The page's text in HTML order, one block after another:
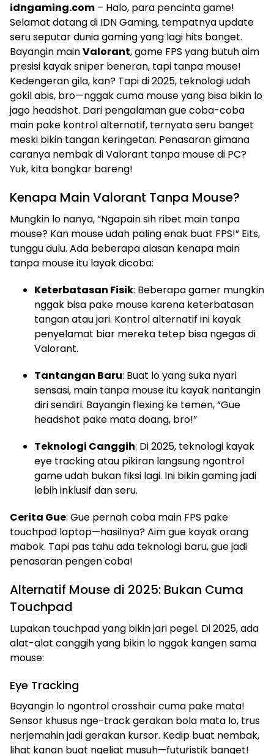
idngaming.com – Halo, para pencinta game!
Selamat datang di IDN Gaming, tempatnya update
seru seputar dunia gaming yang lagi hits banget.
Bayangin mainValorant, game FPS yang butuh aim
presisi kayak sniper beneran, tapi tanpa mouse!
Kedengeran gila, kan? Tapi di 2025, teknologi udah
gokil abis, bro—nggak cuma mouse yang bisa bikin lo
jago headshot. Dari pengalaman gue coba-coba
main pake kontrol alternatif, ternyata seru banget
meski bikin tangan keringetan. Penasaran gimana
caranya nembak di Valorant tanpa mouse di PC?
Yuk, kita bongkar bareng!
Kenapa Main Valorant Tanpa Mouse?
Mungkin lo nanya, “Ngapain sih ribet main tanpa
mouse? Kan mouse udah paling enak buat FPS!” Eits,
tunggu dulu. Ada beberapa alasan kenapa main
tanpa mouse itu layak dicoba:
Keterbatasan Fisik: Beberapa gamer mungkin
nggak bisa pake mouse karena keterbatasan
tangan atau jari. Kontrol alternatif ini kayak
penyelamat biar mereka tetep bisa ngegas di
Valorant.
Tantangan Baru: Buat lo yang suka nyari
sensasi, main tanpa mouse itu kayak nantangin
diri sendiri. Bayangin flexing ke temen, “Gue
headshot pake mata doang, bro!”
Teknologi Canggih: Di 2025, teknologi kayak
eye tracking atau pikiran langsung ngontrol
game udah bukan fiksi lagi. Ini bikin gaming jadi
lebih inklusif dan seru.
Cerita Gue: Gue pernah coba main FPS pake
touchpad laptop—hasilnya? Aim gue kayak orang
mabok. Tapi pas tahu ada teknologi baru, gue jadi
penasaran pengen coba!
Alternatif Mouse di 2025: Bukan Cuma
Touchpad
Lupakan touchpad yang bikin jari pegel. Di 2025, ada
alat-alat canggih yang bikin lo nggak kangen sama
mouse:
Eye Tracking
Bayangin lo ngontrol crosshair cuma pake mata!
Sensor khusus nge-track gerakan bola mata lo, trus
nerjemahin jadi gerakan kursor. Kedip buat nembak,
lihat kanan buat ngeliat musuh—futuristik banget!